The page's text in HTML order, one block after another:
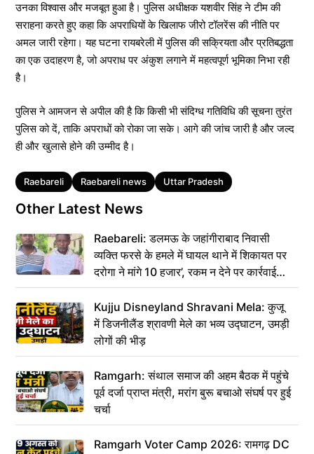
उनका विश्वास और मजबूत हुआ है। पुलिस अधीक्षक यशवीर सिंह ने टीम की
सराहना करते हुए कहा कि अपराधियों के खिलाफ जीरो टॉलरेंस की नीति पर
अमल जारी रहेगा। यह घटना रायबरेली में पुलिस की सक्रियता और प्रतिबद्धता
का एक उदाहरण है, जो अपराध पर अंकुश लगाने में महत्वपूर्ण भूमिका निभा रही
है।
पुलिस ने आमजन से अपील की है कि किसी भी संदिग्ध गतिविधि की सूचना तुरंत
पुलिस को दें, ताकि अपराधों को रोका जा सके। आगे की जांच जारी है और जल्द
ही और खुलासे होने की उम्मीद है।
Tags
Raebareli Raebareli news Uttar Pradesh
Other Latest News
Raebareli: डलमऊ के जहांगीराबाद निवासी
व्यक्ति फरसे के हमले में घायल थाने में शिकायत पर
दरोगा ने मांगे 10 हजार’, रकम न देने पर कार्रवाई
ठंडी!
Kujju Disneyland Shravani Mela: कुजू
में डिजनीलैंड श्रावणी मेले का भव्य उद्घाटन, उमड़ी
लोगों की भीड़
Ramgarh: संथाल समाज की अहम बैठक में पहुंचे
पूर्व दर्जा प्राप्त मंत्री, मरांग बुरू बचाओ संघर्ष पर हुई
चर्चा
Ramgarh Voter Camp 2026: रामगढ़ DC